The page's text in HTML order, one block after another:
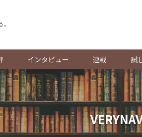
インタビュー 連載 試